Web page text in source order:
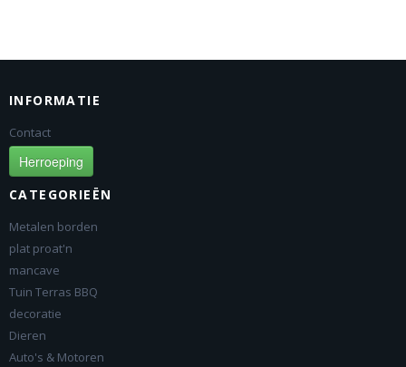
INFORMATIE
Contact
Herroeping
CATEGORIEËN
Metalen borden
plat proat'n
mancave
Tuin Terras BBQ
decoratie
Dieren
Auto's & Motoren